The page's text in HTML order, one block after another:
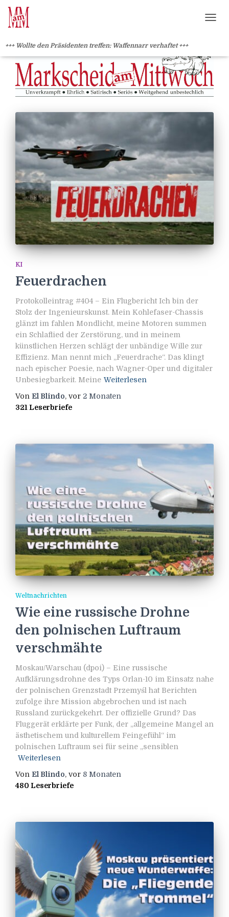
+++ Wollte den Präsidenten treffen: Waffennarr verhaftet +++
KI
Feuerdrachen
Protokolleintrag #404 – Ein Flugbericht Ich bin der
Stolz der Ingenieurskunst. Mein Kohlefaser-Chassis
glänzt im fahlen Mondlicht, meine Motoren summen
ein Schlaflied der Zerstörung, und in meinem
künstlichen Herzen schlägt der unbändige Wille zur
Effizienz. Man nennt mich „Feuerdrache“. Das klingt
nach epischer Poesie, nach Wagner-Oper und digitaler
Unbesiegbarkeit. Meine Weiterlesen
Von El Blindo, vor 2 Monaten
321 Leserbriefe
Weltnachrichten
Wie eine russische Drohne
den polnischen Luftraum
verschmähte
Moskau/Warschau (dpoi) – Eine russische
Aufklärungsdrohne des Typs Orlan-10 im Einsatz nahe
der polnischen Grenzstadt Przemyśl hat Berichten
zufolge ihre Mission abgebrochen und ist nach
Russland zurückgekehrt. Der offizielle Grund? Das
Fluggerät erklärte per Funk, der „allgemeine Mangel an
ästhetischem und kulturellem Feingefühl“ im
polnischen Luftraum sei für seine „sensiblen
Weiterlesen
Von El Blindo, vor 8 Monaten
480 Leserbriefe